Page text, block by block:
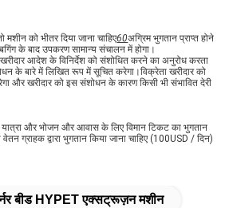
को भीतर दिया जाना चाहिए60अग्रिम भुगतान प्राप्त होने
के बाद उपकरण सामान्य संचालन में होगा।
आदेश के विनिर्देश को संशोधित करने का अनुरोध करता
के बारे में लिखित रूप में सूचित करेगा।विक्रेता खरीदार को
और खरीदार को इस संशोधन के कारण किसी भी संभावित देरी
यात्रा और भोजन और आवास के लिए विमान टिकट का भुगतान
ग्राहक द्वारा भुगतान किया जाना चाहिए (100USD / दिन)
बीड HYPET एक्सट्रूज़न मशीन